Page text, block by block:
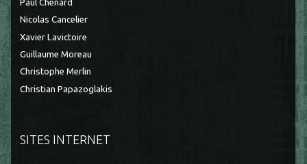
Paul Chenard
Nicolas Cancelier
Xavier Lavictoire
Guillaume Moreau
Christophe Merlin
Christian Papazoglakis
SITES INTERNET